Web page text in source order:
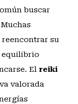
buscar
reencontrar su
equilibrio
El reiki
valorada